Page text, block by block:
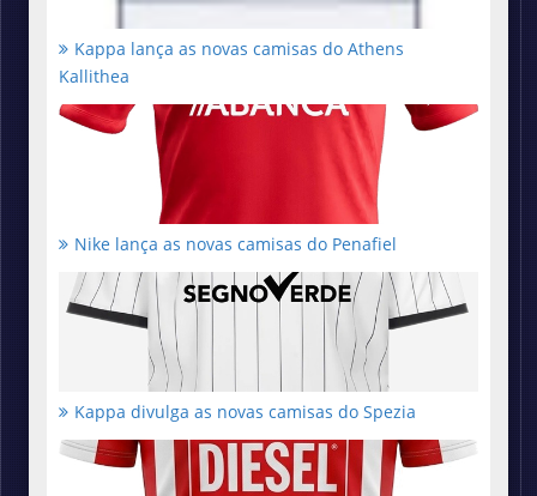
Kappa lança as novas camisas do Athens
Kallithea
Nike lança as novas camisas do Penafiel
Kappa divulga as novas camisas do Spezia